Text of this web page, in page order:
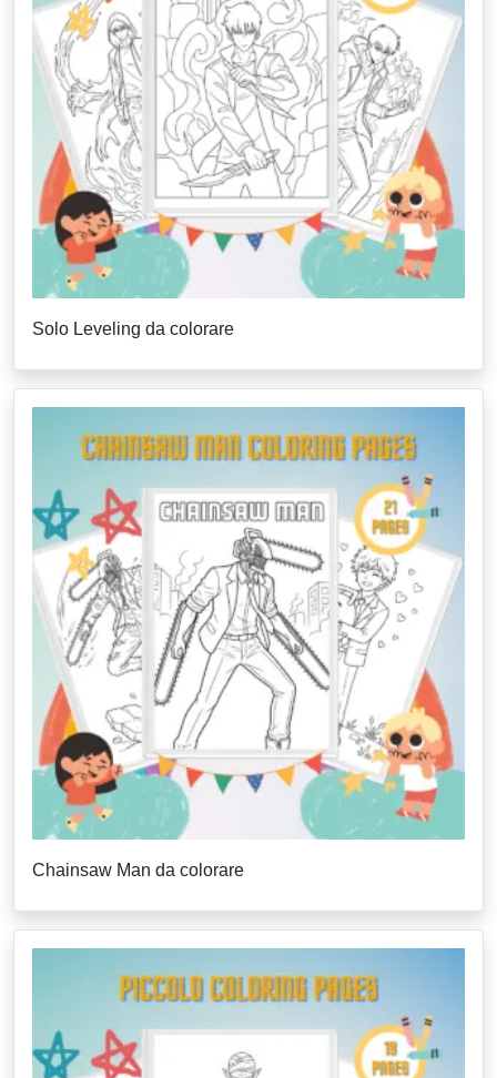
Solo Leveling da colorare
Chainsaw Man da colorare